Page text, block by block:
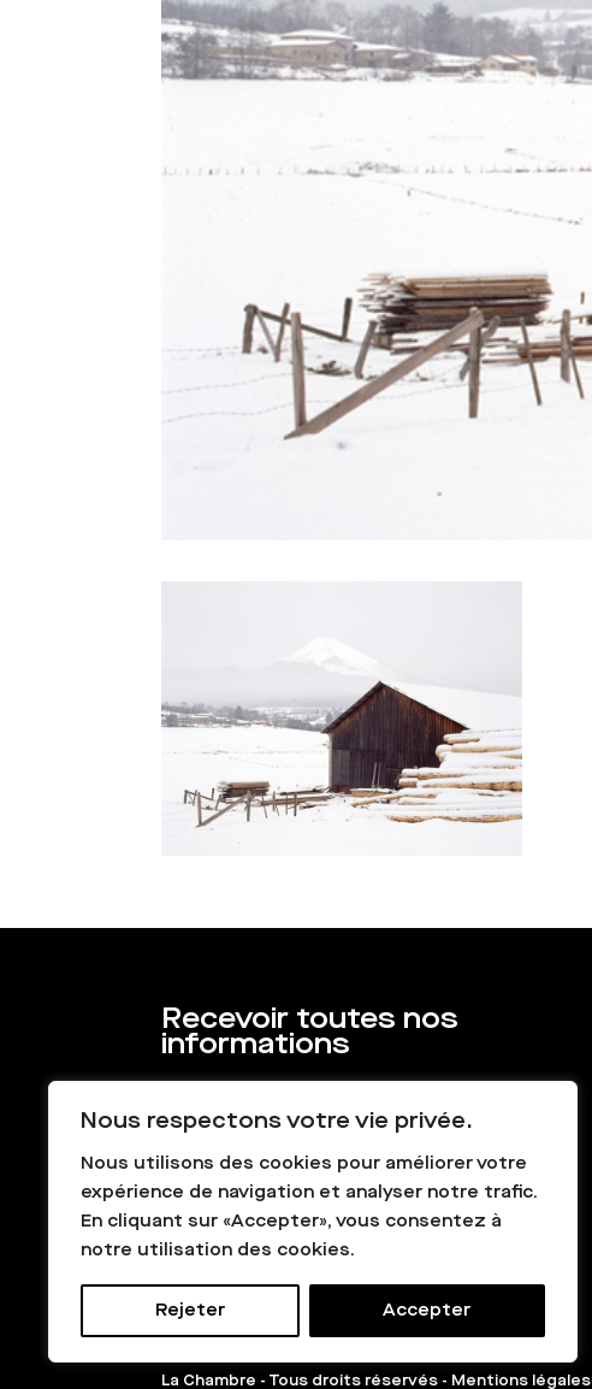
Nous respectons votre vie privée.
Nous utilisons des cookies pour améliorer votre
expérience de navigation et analyser notre trafic.
En cliquant sur «Accepter», vous consentez à
notre utilisation des cookies.
Rejeter Accepter
Recevoir toutes nos
informations
La Chambre - Tous droits réservés - Mentions légales